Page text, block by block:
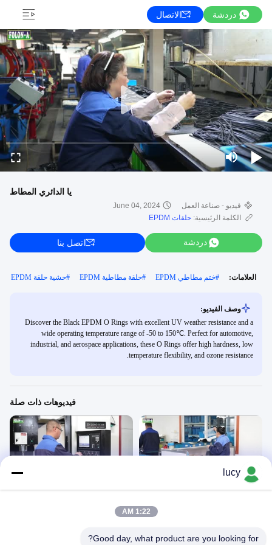
دردشة الاتصال
يا الدائري المطاط
فيديو - صناعة العمل
June 04, 2024
الكلمة الرئيسية: حلقات EPDM
دردشة اتصل بنا
العلامات: #ختم مطاطي EPDM #حلقة مطاطية EPDM #حشية حلقة EPDM
وصف الفيديو:
Discover the Black EPDM O Rings with excellent UV weather resistance and a
wide operating temperature range of -50 to 150℃. Perfect for automotive,
industrial, and aerospace applications, these O Rings offer high hardness, low
temperature flexibility, and ozone resistance.
فيديوهات ذات صلة
00:11
فيديو - صناعة العمل
June 04, 2024
lucy
1:22 AM
Good day, what product are you looking for?